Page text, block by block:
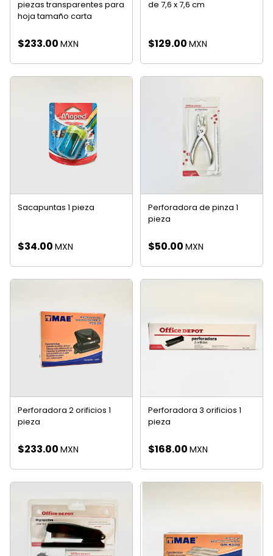
piezas transparentes para
hoja tamaño carta
$233.00 MXN
de 7,6 x 7,6 cm
$129.00 MXN
Sacapuntas 1 pieza
$34.00 MXN
Perforadora de pinza 1
pieza
$50.00 MXN
Perforadora 2 orificios 1
pieza
$233.00 MXN
Perforadora 3 orificios 1
pieza
$168.00 MXN